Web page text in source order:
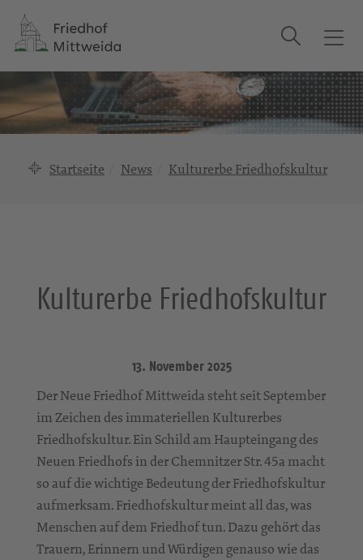
T
g
g
l
Suche
Startseite News Kulturerbe Friedhofskultur
Kulturerbe Friedhofskultur
13. November 2025
Der Neue Friedhof Mittweida steht seit September
im Zeichen des immateriellen Kulturerbes
Friedhofskultur. Ein Schild am Haupteingang des
Neuen Friedhofs in der Chemnitzer Str. 45a macht
so auf die wichtige Bedeutung der Friedhofskultur
aufmerksam. Friedhofskultur meint all das, was
Menschen auf dem Friedhof tun. Dazu gehört das
Trauern, Erinnern und Würdigen genauso wie das